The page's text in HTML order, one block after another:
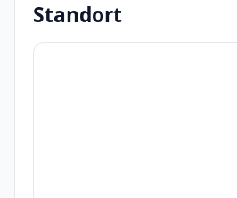
Standort